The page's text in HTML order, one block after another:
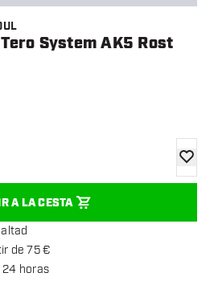
System AK5 Rost
A LA CESTA
de 75 €
24 horas